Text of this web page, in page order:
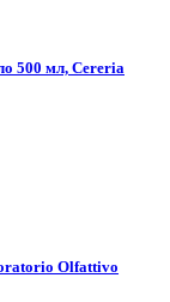
500 мл, Cereria
Olfattivo